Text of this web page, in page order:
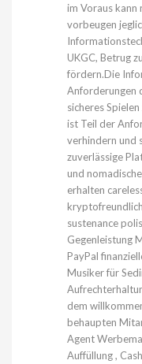
im Voraus kann
vorbeugen
UKGC, Betrug
fördern.Die
Anforderungen
sicheres
ist Teil der
verhindern und
zuverlässige
und
erhalten
sustenance
Gegenleistung
PayPal
Musiker für
dem
behaupten
Agent
Auffüllung ,